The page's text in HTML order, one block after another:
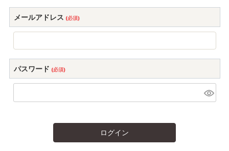
メールアドレス (必須)
パスワード (必須)
ログイン